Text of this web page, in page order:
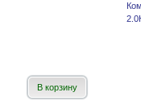
В корзину